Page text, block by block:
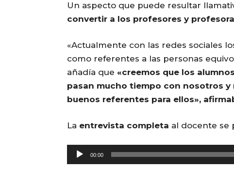
Un aspecto que puede resultar
convertir a los profesores y
«Actualmente con las redes sociales
como referentes a las personas
añadía que «creemos que los
pasan mucho tiempo con nosotros
buenos referentes para ellos»,
La entrevista completa al docente se
e
00:00